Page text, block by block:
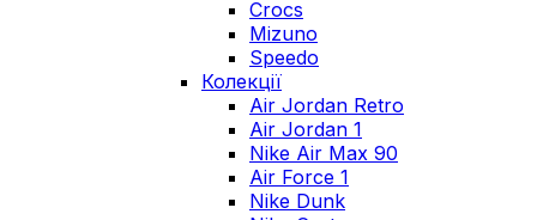
Crocs
Mizuno
Speedo
Колекції
Air Jordan Retro
Air Jordan 1
Nike Air Max 90
Air Force 1
Nike Dunk